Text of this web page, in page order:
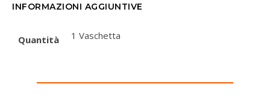
INFORMAZIONI AGGIUNTIVE
Quantità 1 Vaschetta